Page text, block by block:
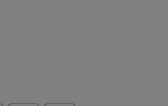
en PU 53, elle offre la possibilité